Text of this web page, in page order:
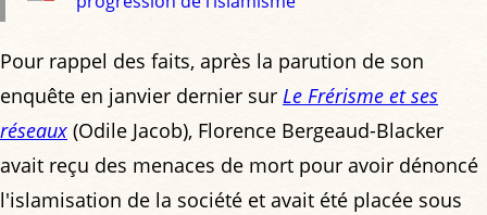
Pour rappel des faits, après la parution de son
enquête en janvier dernier sur Le Frérisme et ses
réseaux (Odile Jacob), Florence Bergeaud-Blacker
avait reçu des menaces de mort pour avoir dénoncé
l'islamisation de la société et avait été placée sous